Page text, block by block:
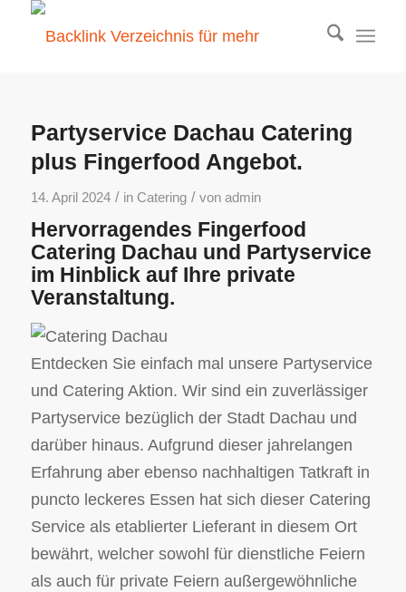
Partyservice Dachau Catering
plus Fingerfood Angebot.
14. April 2024 / in Catering / von admin
Hervorragendes Fingerfood
Catering Dachau und Partyservice
im Hinblick auf Ihre private
Veranstaltung.
Entdecken Sie einfach mal unsere Partyservice
und Catering Aktion. Wir sind ein zuverlässiger
Partyservice bezüglich der Stadt Dachau und
darüber hinaus. Aufgrund dieser jahrelangen
Erfahrung aber ebenso nachhaltigen Tatkraft in
puncto leckeres Essen hat sich dieser Catering
Service als etablierter Lieferant in diesem Ort
bewährt, welcher sowohl für dienstliche Feiern
als auch für private Feiern außergewöhnliche